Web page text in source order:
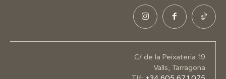
C/ de la Peixateria 19
Valls, Tarragona